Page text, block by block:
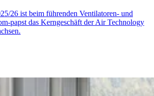
26 ist beim führenden Ventilatoren- und
papst das Kerngeschäft der Air Technology